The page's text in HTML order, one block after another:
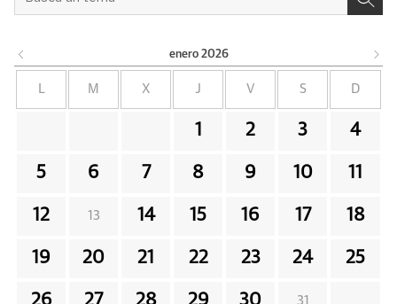
enero 2026
L M X J V S D
1 2 3 4
5 6 7 8 9 10 11
12 13 14 15 16 17 18
19 20 21 22 23 24 25
31